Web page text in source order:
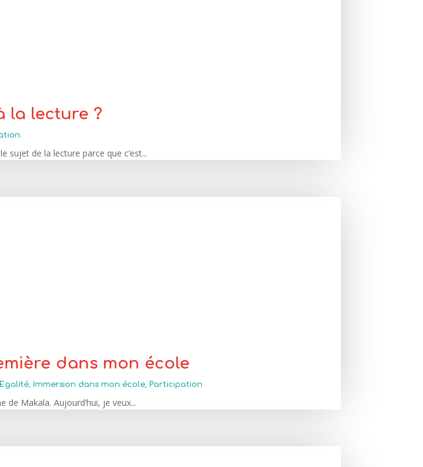
la lecture ?
sujet de la lecture parce que c’est...
dans mon école
Egalité, Immersion dans mon école, Participation
de Makala. Aujourd’hui, je veux...